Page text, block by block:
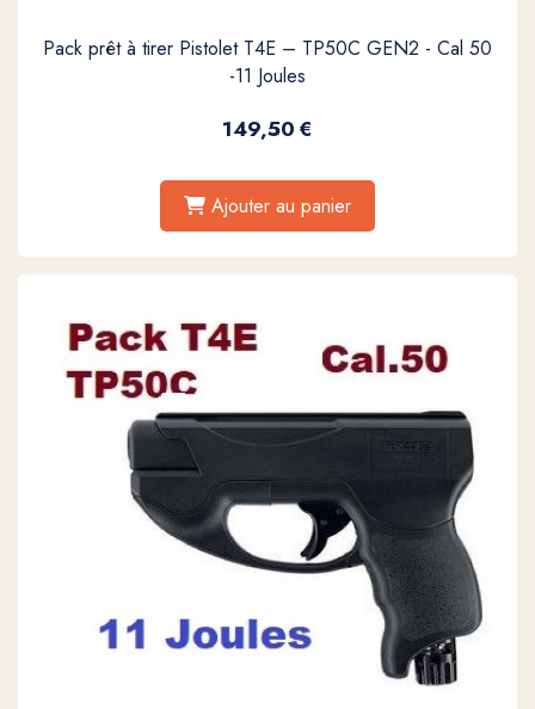
Pack prêt à tirer Pistolet T4E – TP50C GEN2 - Cal 50
-11 Joules
149,50€
Ajouter au panier